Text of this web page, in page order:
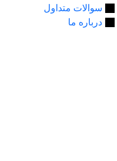
سوالات متداول
درباره ما